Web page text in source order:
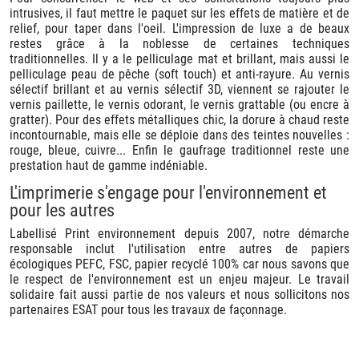
intrusives, il faut mettre le paquet sur les effets de matière et de
relief, pour taper dans l'oeil. L'impression de luxe a de beaux
restes grâce à la noblesse de certaines techniques
traditionnelles. Il y a le pelliculage mat et brillant, mais aussi le
pelliculage peau de pêche (soft touch) et anti-rayure. Au vernis
sélectif brillant et au vernis sélectif 3D, viennent se rajouter le
vernis paillette, le vernis odorant, le vernis grattable (ou encre à
gratter). Pour des effets métalliques chic, la dorure à chaud reste
incontournable, mais elle se déploie dans des teintes nouvelles :
rouge, bleue, cuivre... Enfin le gaufrage traditionnel reste une
prestation haut de gamme indéniable.
L'imprimerie s'engage pour l'environnement et
pour les autres
Labellisé Print environnement depuis 2007, notre démarche
responsable inclut l'utilisation entre autres de papiers
écologiques PEFC, FSC, papier recyclé 100% car nous savons que
le respect de l'environnement est un enjeu majeur. Le travail
solidaire fait aussi partie de nos valeurs et nous sollicitons nos
partenaires ESAT pour tous les travaux de façonnage.